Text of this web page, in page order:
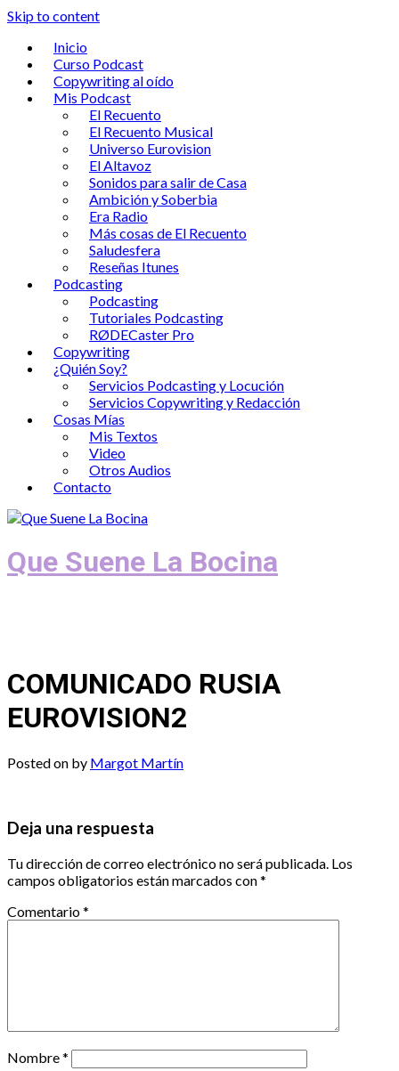
Skip to content
Inicio
Curso Podcast
Copywriting al oído
Mis Podcast
El Recuento
El Recuento Musical
Universo Eurovision
El Altavoz
Sonidos para salir de Casa
Ambición y Soberbia
Era Radio
Más cosas de El Recuento
Saludesfera
Reseñas Itunes
Podcasting
Podcasting
Tutoriales Podcasting
RØDECaster Pro
Copywriting
¿Quién Soy?
Servicios Podcasting y Locución
Servicios Copywriting y Redacción
Cosas Mías
Mis Textos
Video
Otros Audios
Contacto
Que Suene La Bocina
COMUNICADO RUSIA
EUROVISION2
Posted on by Margot Martín
Deja una respuesta
Tu dirección de correo electrónico no será publicada. Los
campos obligatorios están marcados con*
Comentario*
Nombre*